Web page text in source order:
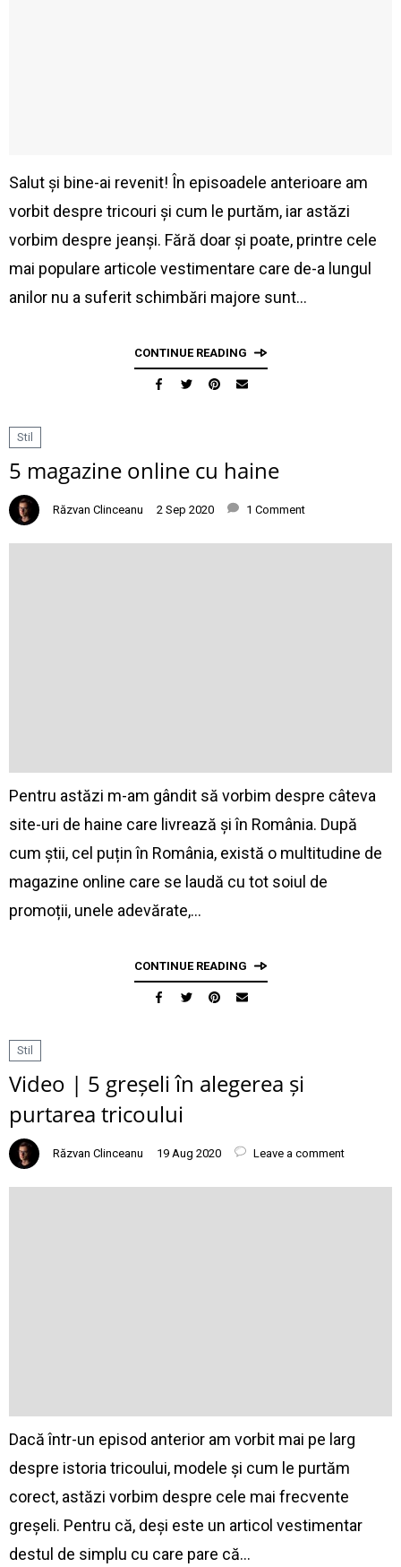
Salut și bine-ai revenit! În episoadele anterioare am
vorbit despre tricouri și cum le purtăm, iar astăzi
vorbim despre jeanși. Fără doar și poate, printre cele
mai populare articole vestimentare care de-a lungul
anilor nu a suferit schimbări majore sunt…
CONTINUE READING
Stil
5 magazine online cu haine
Răzvan Clinceanu 2 Sep 2020 1 Comment
Pentru astăzi m-am gândit să vorbim despre câteva
site-uri de haine care livrează și în România. După
cum știi, cel puțin în România, există o multitudine de
magazine online care se laudă cu tot soiul de
promoții, unele adevărate,…
CONTINUE READING
Stil
Video | 5 greșeli în alegerea și
purtarea tricoului
Răzvan Clinceanu 19 Aug 2020 Leave a comment
Dacă într-un episod anterior am vorbit mai pe larg
despre istoria tricoului, modele și cum le purtăm
corect, astăzi vorbim despre cele mai frecvente
greșeli. Pentru că, deși este un articol vestimentar
destul de simplu cu care pare că…